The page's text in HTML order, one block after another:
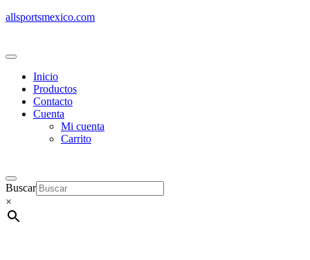
allsportsmexico.com
Inicio
Productos
Contacto
Cuenta
Mi cuenta
Carrito
Buscar
×